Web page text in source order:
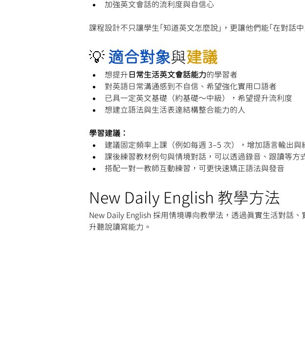
加強英文會話的流利度與自信心
課程設計不只讓學生「知道英文怎麼說」，更讓他們能「在對話中
💡 適合對象與建議
想提升 日常生活英文會話能力的學習者
對英語日常溝通感到不自信、希望強化實用口語者
已具一定英文基礎（約基礎～中級），希望提升流利度
想建立語法與生活表達結構整合能力的人
學習建議：
建議固定頻率上課（例如每週 3–5 次），增加語言輸出與
課後練習教材例句與情境對話，可以透過錄音、跟讀等方
搭配一對一教師互動練習，可更快速矯正語法與發音
New Daily English 教學方法
New Daily English 採用情境導向教學法，透過真實生活對話
升聽說讀寫能力。